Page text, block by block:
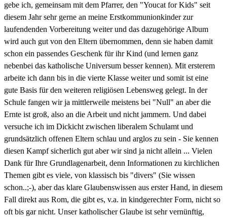
gebe ich, gemeinsam mit dem Pfarrer, den "Youcat for Kids" seit
diesem Jahr sehr gerne an meine Erstkommunionkinder zur
laufendenden Vorbereitung weiter und das dazugehörige Album
wird auch gut von den Eltern übernommen, denn sie haben damit
schon ein passendes Geschenk für ihr Kind (und lernen ganz
nebenbei das katholische Universum besser kennen). Mit ersterem
arbeite ich dann bis in die vierte Klasse weiter und somit ist eine
gute Basis für den weiteren religiösen Lebensweg gelegt. In der
Schule fangen wir ja mittlerweile meistens bei "Null" an aber die
Ernte ist groß, also an die Arbeit und nicht jammern. Und dabei
versuche ich im Dickicht zwischen liberalem Schulamt und
grundsätzlich offenen Eltern schlau und arglos zu sein - Sie kennen
diesen Kampf sicherlich gut aber wir sind ja nicht allein ... Vielen
Dank für Ihre Grundlagenarbeit, denn Informationen zu kirchlichen
Themen gibt es viele, von klassisch bis "divers" (Sie wissen
schon..;-), aber das klare Glaubenswissen aus erster Hand, in diesem
Fall direkt aus Rom, die gibt es, v.a. in kindgerechter Form, nicht so
oft bis gar nicht. Unser katholischer Glaube ist sehr vernünftig,